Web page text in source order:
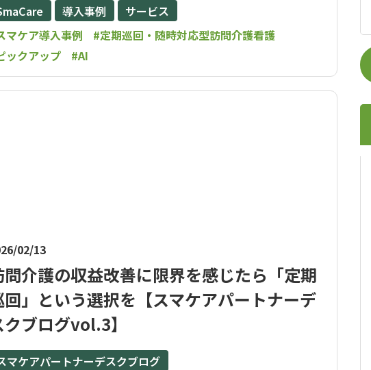
導入事例
サービス
マケア導入事例
#定期巡回・随時対応型訪問介護看護
ックアップ
#AI
02/13
問介護の収益改善に限界を感じたら「定期
回」という選択を【スマケアパートナーデ
ブログvol.3】
マケアパートナーデスクブログ